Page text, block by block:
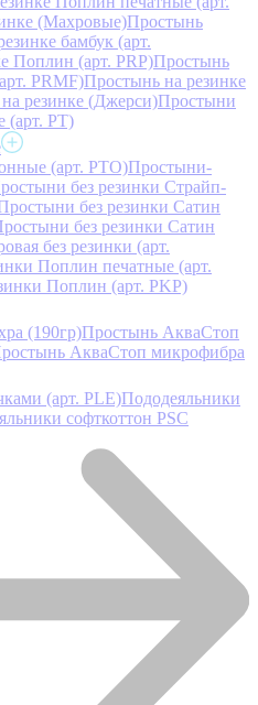
(Махровые)Простынь
бамбук (арт.
Поплин (арт. PRP)Простынь
PRMF)Простынь на резинке
резинке (Джерси)Простыни
(арт. РТ)
(арт. PTO)Простыни-
без резинки Страйп-
без резинки Сатин
без резинки Сатин
без резинки (арт.
Поплин печатные (арт.
Поплин (арт. PKP)
(190гр)Простынь АкваСтоп
АкваСтоп микрофибра
(арт. PLE)Пододеяльники
софткоттон PSC